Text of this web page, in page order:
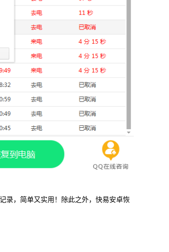
录，简单又实用！除此之外，快易安卓恢